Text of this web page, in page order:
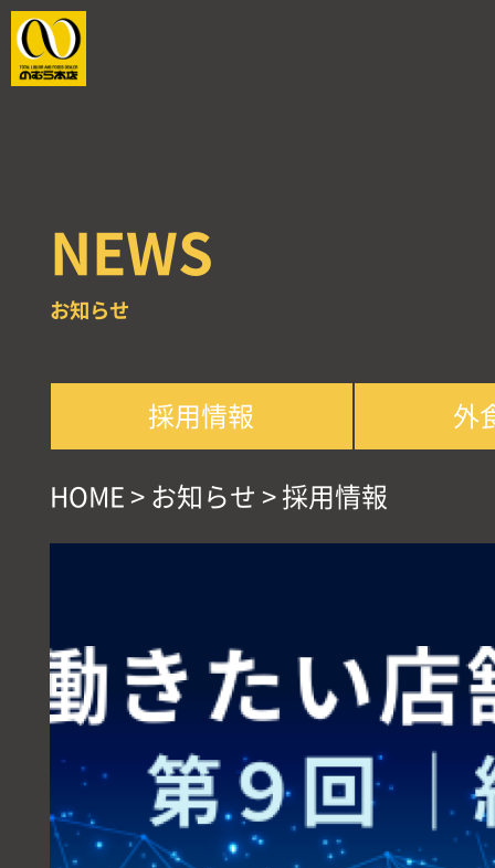
NEWS
お知らせ
採用情報 外
HOME > お知らせ > 採用情報